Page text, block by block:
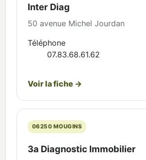
Inter Diag
50 avenue Michel Jourdan
Téléphone
07.83.68.61.62
Voir la fiche →
06250 MOUGINS
3a Diagnostic Immobilier